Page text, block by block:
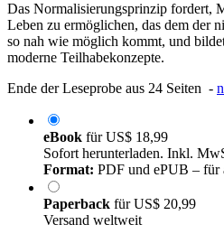
Das Normalisierungsprinzip fordert,
Leben zu ermöglichen, das dem der
so nah wie möglich kommt, und
moderne Teilhabekonzepte.
Ende der Leseprobe aus 24 Seiten -
eBook fürUS$ 18,99
Sofort herunterladen. Inkl.
Format: PDF und ePUB – für
Paperback fürUS$ 20,99
Versand weltweit